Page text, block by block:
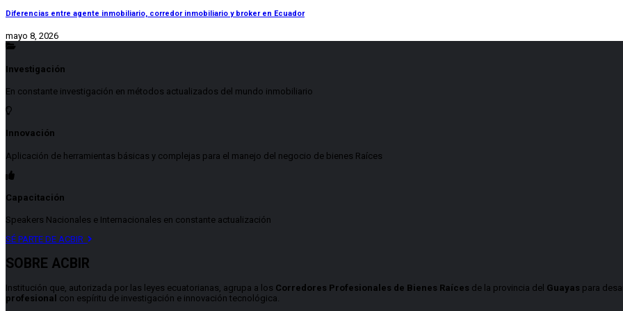
Diferencias entre agente inmobiliario, corredor inmobiliario y broker en Ecuador
mayo 8, 2026
Investigación
En constante investigación en métodos actualizados del mundo inmobiliario
Innovación
Aplicación de herramientas básicas y complejas para el manejo del negocio de bienes Raíces
Capacitación
Speakers Nacionales e Internacionales en constante actualización
SÉ PARTE DE ACBIR
SOBRE ACBIR
Institución que, autorizada por las leyes ecuatorianas, agrupa a los Corredores Profesionales de Bienes Raíces de la provincia del Guayas para
profesional con espíritu de investigación e innovación tecnológica.